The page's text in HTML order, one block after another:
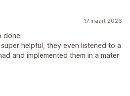
17 maart 2026
done.
helpful, they even listened to a
and implemented them in a mater